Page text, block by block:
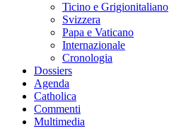
Ticino e Grigionitaliano
Svizzera
Papa e Vaticano
Internazionale
Cronologia
Dossiers
Agenda
Catholica
Commenti
Multimedia